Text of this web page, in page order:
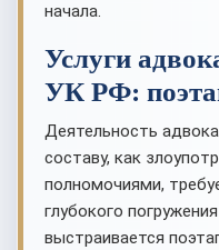
начала.
Услуги
УК РФ:
Деятельность
составу, как
полномочиями,
глубокого
выстраивается